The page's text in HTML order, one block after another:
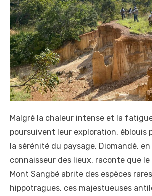
Malgré la chaleur intense et la
poursuivent leur exploration, éblouis
la sérénité du paysage. Diomandé,
connaisseur des lieux, raconte que
Mont Sangbé abrite des espèces
hippotragues, ces majestueuses